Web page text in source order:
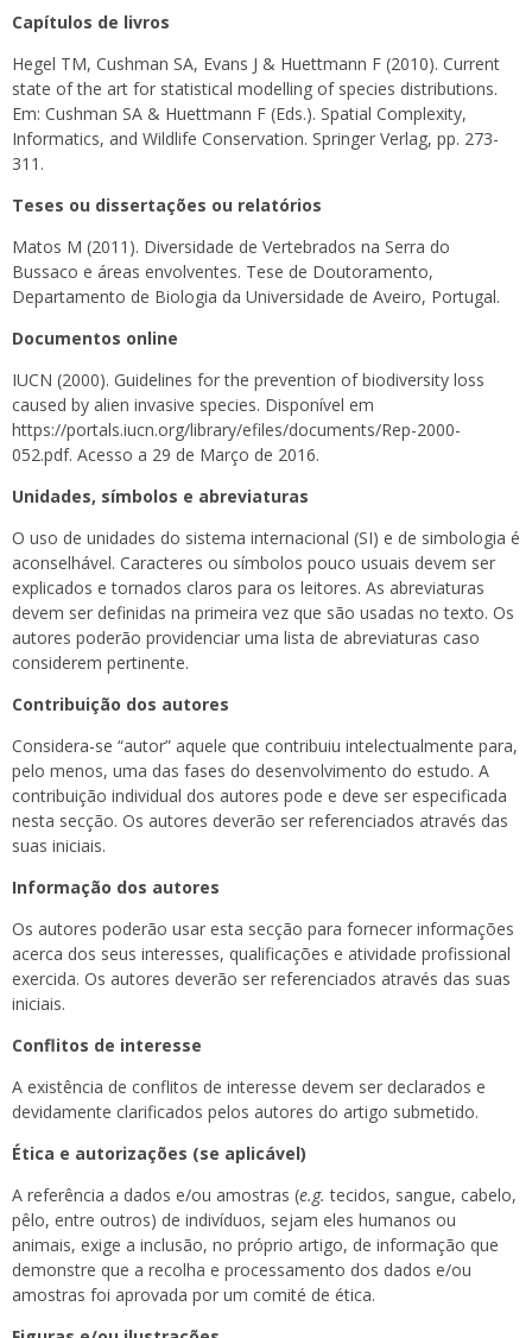
Capítulos de livros
Hegel TM, Cushman SA, Evans J & Huettmann F (2010). Current
state of the art for statistical modelling of species distributions.
Em: Cushman SA & Huettmann F (Eds.). Spatial Complexity,
Informatics, and Wildlife Conservation. Springer Verlag, pp. 273-
311.
Teses ou dissertações ou relatórios
Matos M (2011). Diversidade de Vertebrados na Serra do
Bussaco e áreas envolventes. Tese de Doutoramento,
Departamento de Biologia da Universidade de Aveiro, Portugal.
Documentos online
IUCN (2000). Guidelines for the prevention of biodiversity loss
caused by alien invasive species. Disponível em
https://portals.iucn.org/library/efiles/documents/Rep-2000-
052.pdf. Acesso a 29 de Março de 2016.
Unidades, símbolos e abreviaturas
O uso de unidades do sistema internacional (SI) e de simbologia é
aconselhável. Caracteres ou símbolos pouco usuais devem ser
explicados e tornados claros para os leitores. As abreviaturas
devem ser definidas na primeira vez que são usadas no texto. Os
autores poderão providenciar uma lista de abreviaturas caso
considerem pertinente.
Contribuição dos autores
Considera-se “autor” aquele que contribuiu intelectualmente para,
pelo menos, uma das fases do desenvolvimento do estudo. A
contribuição individual dos autores pode e deve ser especificada
nesta secção. Os autores deverão ser referenciados através das
suas iniciais.
Informação dos autores
Os autores poderão usar esta secção para fornecer informações
acerca dos seus interesses, qualificações e atividade profissional
exercida. Os autores deverão ser referenciados através das suas
iniciais.
Conflitos de interesse
A existência de conflitos de interesse devem ser declarados e
devidamente clarificados pelos autores do artigo submetido.
Ética e autorizações (se aplicável)
A referência a dados e/ou amostras (e.g. tecidos, sangue, cabelo,
pêlo, entre outros) de indivíduos, sejam eles humanos ou
animais, exige a inclusão, no próprio artigo, de informação que
demonstre que a recolha e processamento dos dados e/ou
amostras foi aprovada por um comité de ética.